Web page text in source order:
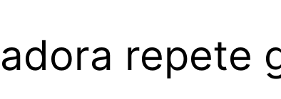
repete